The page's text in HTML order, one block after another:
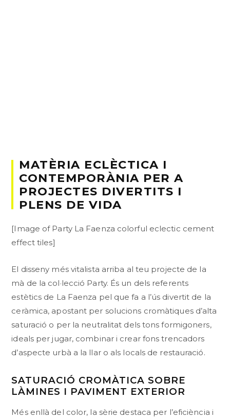
MATÈRIA ECLÈCTICA I
CONTEMPORÀNIA PER A
PROJECTES DIVERTITS I
PLENS DE VIDA
[Image of Party La Faenza colorful eclectic cement
effect tiles]
El disseny més vitalista arriba al teu projecte de la
mà de la col·lecció Party. És un dels referents
estètics de La Faenza pel que fa a l’ús divertit de la
ceràmica, apostant per solucions cromàtiques d’alta
saturació o per la neutralitat dels tons formigoners,
ideals per jugar, combinar i crear fons trencadors
d’aspecte urbà a la llar o als locals de restauració.
SATURACIÓ CROMÀTICA SOBRE
LÀMINES I PAVIMENT EXTERIOR
Més enllà del color, la sèrie destaca per l’eficiència i